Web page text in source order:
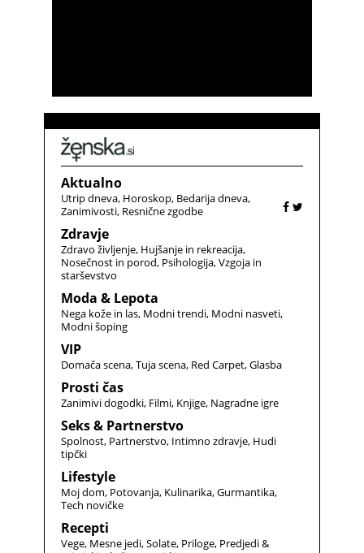
Aktualno
Utrip dneva Horoskop Bedarija dneva
Zanimivosti Resnične zgodbe
Zdravje
Zdravo življenje Hujšanje in rekreacija
Nosečnost in porod Psihologija Vzgoja in
starševstvo
Moda & Lepota
Nega kože in las Modni trendi Modni nasveti
Modni šoping
VIP
Domača scena Tuja scena Red Carpet Glasba
Prosti čas
Zanimivi dogodki Filmi Knjige Nagradne igre
Seks & Partnerstvo
Spolnost Partnerstvo Intimno zdravje Hudi
tipčki
Lifestyle
Moj dom Potovanja Kulinarika Gurmantika
Tech novičke
Recepti
Vege Mesne jedi Solate Priloge Predjedi &